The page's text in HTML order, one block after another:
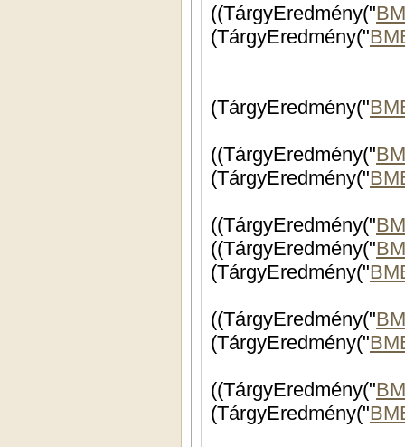
((TárgyEredmény("
(TárgyEredmény("
(TárgyEredmény("
((TárgyEredmény("
(TárgyEredmény("
((TárgyEredmény("
((TárgyEredmény("
(TárgyEredmény("
((TárgyEredmény("
(TárgyEredmény("
((TárgyEredmény("
(TárgyEredmény("